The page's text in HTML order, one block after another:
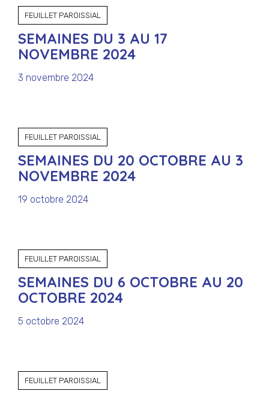
FEUILLET PAROISSIAL
SEMAINES DU 3 AU 17
NOVEMBRE 2024
3 novembre 2024
FEUILLET PAROISSIAL
SEMAINES DU 20 OCTOBRE AU 3
NOVEMBRE 2024
19 octobre 2024
FEUILLET PAROISSIAL
SEMAINES DU 6 OCTOBRE AU 20
OCTOBRE 2024
5 octobre 2024
FEUILLET PAROISSIAL